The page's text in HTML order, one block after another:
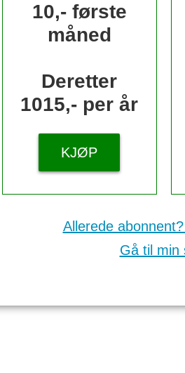
10,- første
måned
Deretter
1015,- per år
KJØP
Allerede
Gå til min